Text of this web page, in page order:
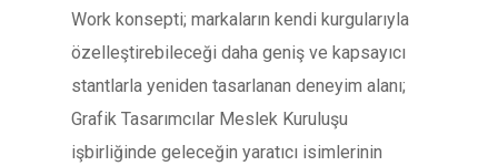
Work konsepti; markaların kendi kurgularıyla
özelleştirebileceği daha geniş ve kapsayıcı
stantlarla yeniden tasarlanan deneyim alanı;
Grafik Tasarımcılar Meslek Kuruluşu
işbirliğinde geleceğin yaratıcı isimlerinin